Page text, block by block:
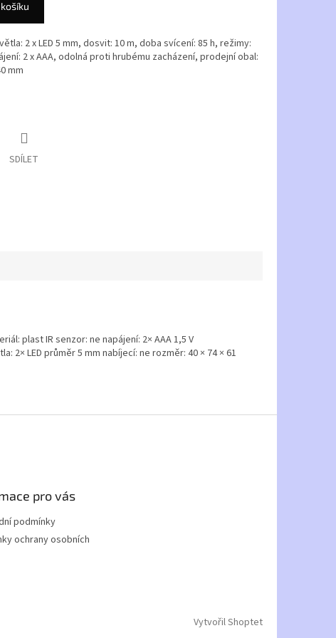
2 x LED 5 mm, dosvit: 10 m, doba svícení: 85 h, režimy:
2 x AAA, odolná proti hrubému zacházení, prodejní obal:
mm
SDÍLET
plast IR senzor: ne napájení: 2× AAA 1,5 V
LED průměr 5 mm nabíjecí: ne rozměr: 40 × 74 × 61
pro vás
podmínky
ochrany osobních
Vytvořil Shoptet